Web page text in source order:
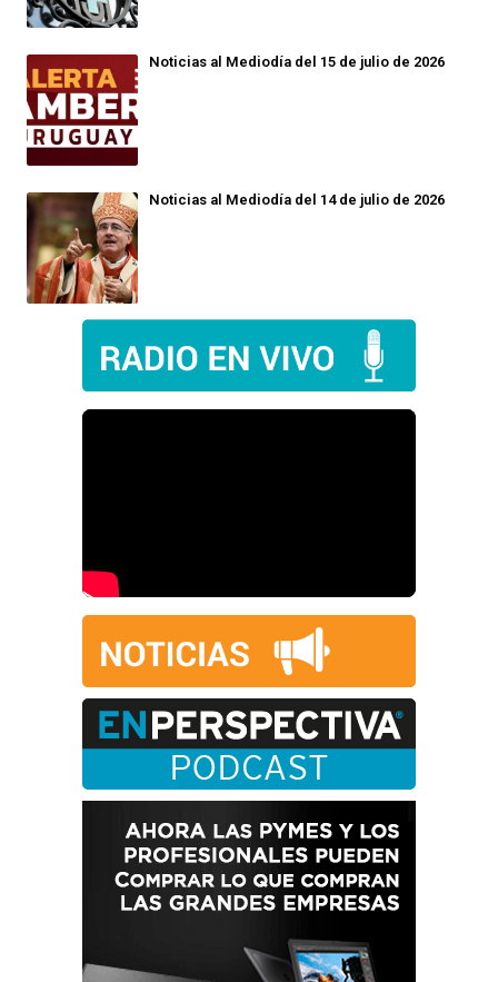
Noticias al Mediodía del 15 de julio de 2026
Noticias al Mediodía del 14 de julio de 2026